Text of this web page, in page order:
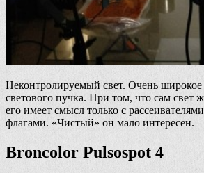
Неконтролируемый свет. Очень широкое
светового пучка. При том, что сам свет
его имеет смысл только с
флагами. «Чистый» он мало интересен.
Broncolor Pulsospot 4